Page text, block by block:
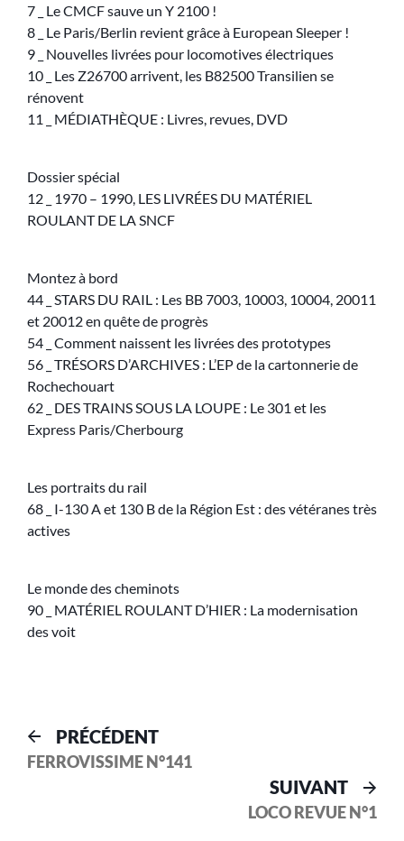
7 _ Le CMCF sauve un Y 2100 !
8 _ Le Paris/Berlin revient grâce à European Sleeper !
9 _ Nouvelles livrées pour locomotives électriques
10 _ Les Z26700 arrivent, les B82500 Transilien se
rénovent
11 _ MÉDIATHÈQUE : Livres, revues, DVD
Dossier spécial
12 _ 1970 – 1990, LES LIVRÉES DU MATÉRIEL
ROULANT DE LA SNCF
Montez à bord
44 _ STARS DU RAIL : Les BB 7003, 10003, 10004, 20011
et 20012 en quête de progrès
54 _ Comment naissent les livrées des prototypes
56 _ TRÉSORS D’ARCHIVES : L’EP de la cartonnerie de
Rochechouart
62 _ DES TRAINS SOUS LA LOUPE : Le 301 et les
Express Paris/Cherbourg
Les portraits du rail
68 _ I-130 A et 130 B de la Région Est : des vétéranes très
actives
Le monde des cheminots
90 _ MATÉRIEL ROULANT D’HIER : La modernisation
des voit
PRÉCÉDENT
FERROVISSIME N°141
SUIVANT
LOCO REVUE N°1